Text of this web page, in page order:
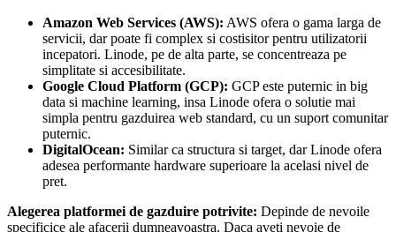
Amazon Web Services (AWS): AWS ofera o gama larga de
servicii, dar poate fi complex si costisitor pentru utilizatorii
incepatori. Linode, pe de alta parte, se concentreaza pe
simplitate si accesibilitate.
Google Cloud Platform (GCP): GCP este puternic in big
data si machine learning, insa Linode ofera o solutie mai
simpla pentru gazduirea web standard, cu un suport comunitar
puternic.
DigitalOcean: Similar ca structura si target, dar Linode ofera
adesea performante hardware superioare la acelasi nivel de
pret.
Alegerea platformei de gazduire potrivite: Depinde de nevoile
specificice ale afacerii dumneavoastra. Daca aveti nevoie de